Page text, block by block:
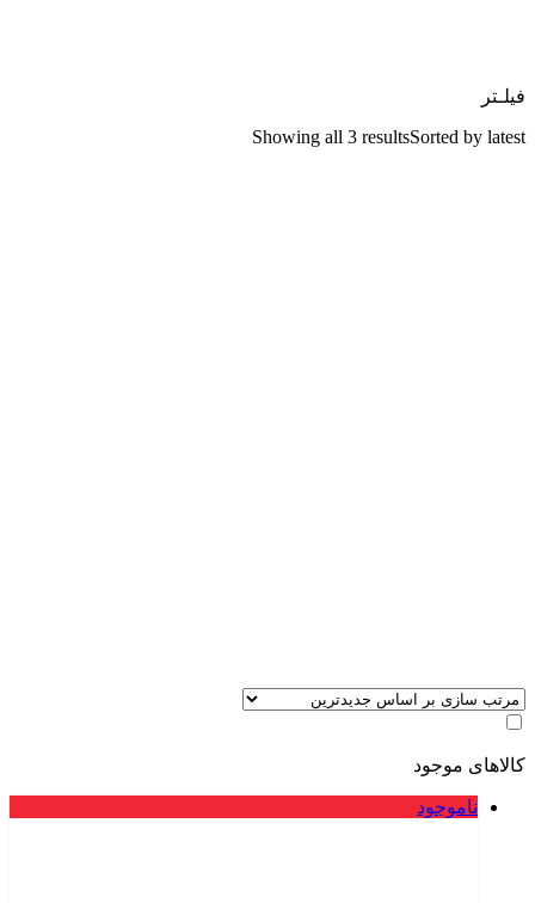
فیلـتر
Showing all 3 resultsSorted by latest
کالاهای موجود
ناموجود